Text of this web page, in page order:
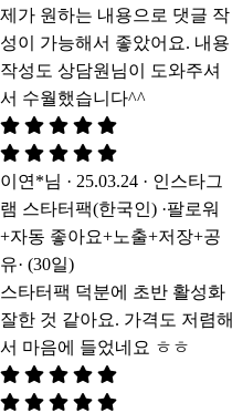
제가 원하는 내용으로 댓글 작
성이 가능해서 좋았어요. 내용
작성도 상담원님이 도와주셔
서 수월했습니다^^
이연*님 · 25.03.24 · 인스타그
램 스타터팩(한국인) ·팔로워
+자동 좋아요+노출+저장+공
유· (30일)
스타터팩 덕분에 초반 활성화
잘한 것 같아요. 가격도 저렴해
서 마음에 들었네요 ㅎㅎ